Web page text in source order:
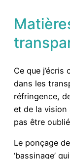
Ce que
dans les
réfringence,
et de la vision
pas être
Le ponçage
‘bassinage’